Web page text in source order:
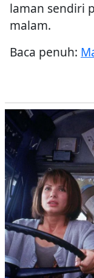
laman sendiri
malam.
Baca penuh: